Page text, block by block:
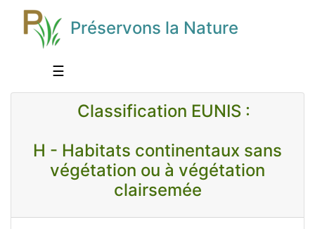
Préservons la Nature
☰
Classification EUNIS :
H - Habitats continentaux sans
végétation ou à végétation
clairsemée